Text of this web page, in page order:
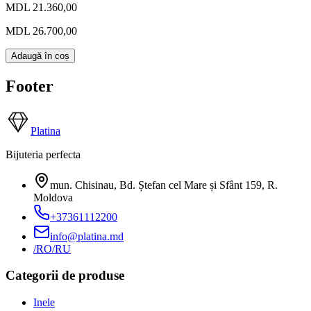
MDL 21.360,00
MDL 26.700,00
Adaugă în coș
Footer
Platina
Bijuteria perfecta
mun. Chisinau, Bd. Ștefan cel Mare și Sfânt 159, R.
Moldova
+37361112200
info@platina.md
/RO/RU
Categorii de produse
Inele